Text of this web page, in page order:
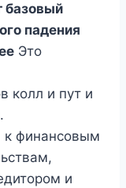
базовый
падения
Это
колл и пут и
к финансовым
и